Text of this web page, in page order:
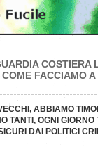
COSTIERA
FACCIAMO A
ABBIAMO
TANTI, OGNI GIORNO
DAI POLITICI